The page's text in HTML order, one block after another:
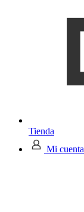
Tienda
Mi cuenta